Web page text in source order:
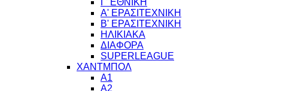
Γ' ΕΘΝΙΚΗ
Α' ΕΡΑΣΙΤΕΧΝΙΚΗ
Β' ΕΡΑΣΙΤΕΧΝΙΚΗ
ΗΛΙΚΙΑΚΑ
ΔΙΑΦΟΡΑ
SUPERLEAGUE
ΧΑΝΤΜΠΟΛ
Α1
Α2